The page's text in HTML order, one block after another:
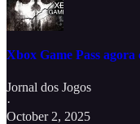
Xbox Game Pass agora
Jornal dos Jogos
·
October 2, 2025